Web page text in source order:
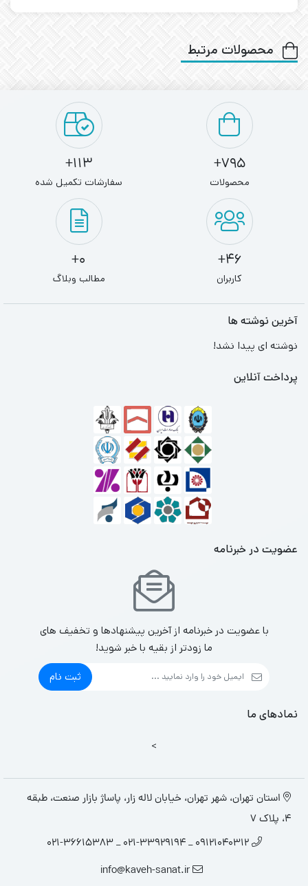
محصولات مرتبط
795+
محصولات
113+
سفارشات تکمیل شده
46+
کاربران
0+
مطالب وبلاگ
آخرین نوشته ها
نوشته ای پیدا نشد!
پرداخت آنلاین
عضویت در خبرنامه
با عضویت در خبرنامه از آخرین پیشنهادها و تخفیف های
ما زودتر از بقیه با خبر شوید!
ثبت نام
نمادهای ما
>
استان تهران، شهر تهران، خیابان لاله زار، پاساژ بازار صنعت، طبقه
4، پلاک 7
09121040312 _ 021-33929194 _ 021-36615383
info@kaveh-sanat.ir